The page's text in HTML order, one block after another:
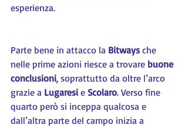
esperienza.
Parte bene in attacco la Bitways che
nelle prime azioni riesce a trovare buone
conclusioni, soprattutto da oltre l’arco
grazie a Lugaresi e Scolaro. Verso fine
quarto però si inceppa qualcosa e
dall’altra parte del campo inizia a